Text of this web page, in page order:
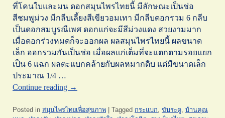
ที่โคนใบและมน ดอกสมุนไพรไทยนี้ มีลักษณะเป็นช่อ
สีชมพูม่วง มีกลีบเลี้ยงสีเขียวอมเทา มีกลีบดอกรวม 6 กลีบ
เป็นดอกสมบูรณืเพศ ดอกแก่จะมีสีม่วงแดง สวยงามมาก
เมื่อดอกร่วงหมดก็จะออกผล ผลสมุนไพรไทยนี้ ผลขนาด
เล็ก ออกรวมกันเป็นช่อ เมื่อผลแก่เต็มที่จะแตกตามรอยแยก
เป็น 6 แฉก ผลตะแบกคล้ายกับผลหมากดิบ แต่มีขนาดเล็ก
ประมาณ 1/4 …
Continue reading →
Posted in สมุนไพรไทยเพื่อสุขภาพ Tagged กระแบก, ขับระดู, บ้านคุณ